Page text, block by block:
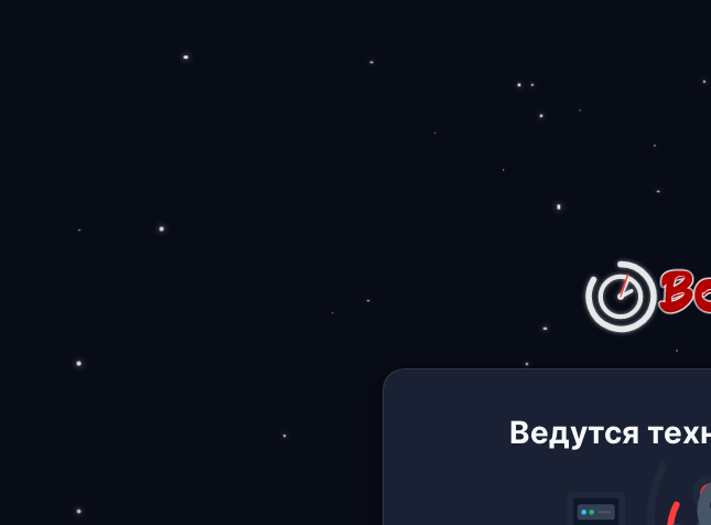
Ведутся